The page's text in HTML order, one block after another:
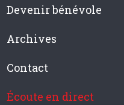
Devenir bénévole
Archives
Contact
Écoute en direct